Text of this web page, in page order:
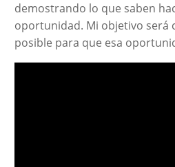
demostrando lo que saben
oportunidad. Mi objetivo será
posible para que esa